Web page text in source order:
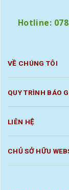
Hotline:
VỀ CHÚNG TÔI
QUY TRÌNH BÁO
LIÊN HỆ
CHỦ SỞ HỮU